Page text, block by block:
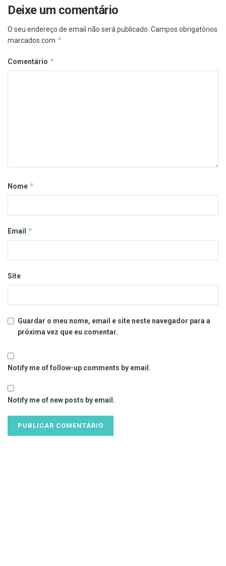
Deixe um comentário
O seu endereço de email não será publicado. Campos obrigatórios
marcados com *
Comentário *
Nome *
Email *
Site
Guardar o meu nome, email e site neste navegador para a
próxima vez que eu comentar.
Notify me of follow-up comments by email.
Notify me of new posts by email.